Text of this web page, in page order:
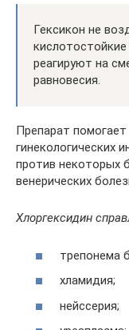
Гексикон не
реагируют на
равновесия.
Препарат
гинекологических
против некоторых
венерических
Хлоргексидин
трепонема
хламидия;
нейссерия;